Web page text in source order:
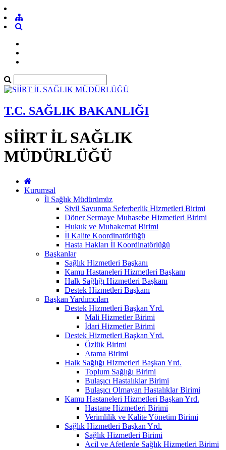
T.C. SAĞLIK BAKANLIĞI
SİİRT İL SAĞLIK
MÜDÜRLÜĞÜ
Kurumsal
İl Sağlık Müdürümüz
Sivil Savunma Seferberlik Hizmetleri Birimi
Döner Sermaye Muhasebe Hizmetleri Birimi
Hukuk ve Muhakemat Birimi
İl Kalite Koordinatörlüğü
Hasta Hakları İl Koordinatörlüğü
Başkanlar
Sağlık Hizmetleri Başkanı
Kamu Hastaneleri Hizmetleri Başkanı
Halk Sağlığı Hizmetleri Başkanı
Destek Hizmetleri Başkanı
Başkan Yardımcıları
Destek Hizmetleri Başkan Yrd.
Mali Hizmetler Birimi
İdari Hizmetler Birimi
Destek Hizmetleri Başkan Yrd.
Özlük Birimi
Atama Birimi
Halk Sağlığı Hizmetleri Başkan Yrd.
Toplum Sağlığı Birimi
Bulaşıcı Hastalıklar Birimi
Bulaşıcı Olmayan Hastalıklar Birimi
Kamu Hastaneleri Hizmetleri Başkan Yrd.
Hastane Hizmetleri Birimi
Verimlilik ve Kalite Yönetim Birimi
Sağlık Hizmetleri Başkan Yrd.
Sağlık Hizmetleri Birimi
Acil ve Afetlerde Sağlık Hizmetleri Birimi